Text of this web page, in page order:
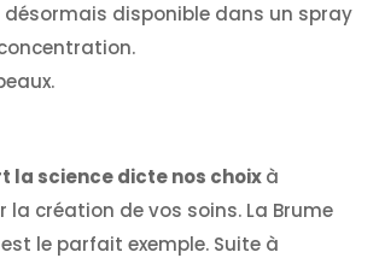
désormais disponible dans un spray
la science dicte nos choixà
la création de vos soins. La Brume
le parfait exemple. Suite à